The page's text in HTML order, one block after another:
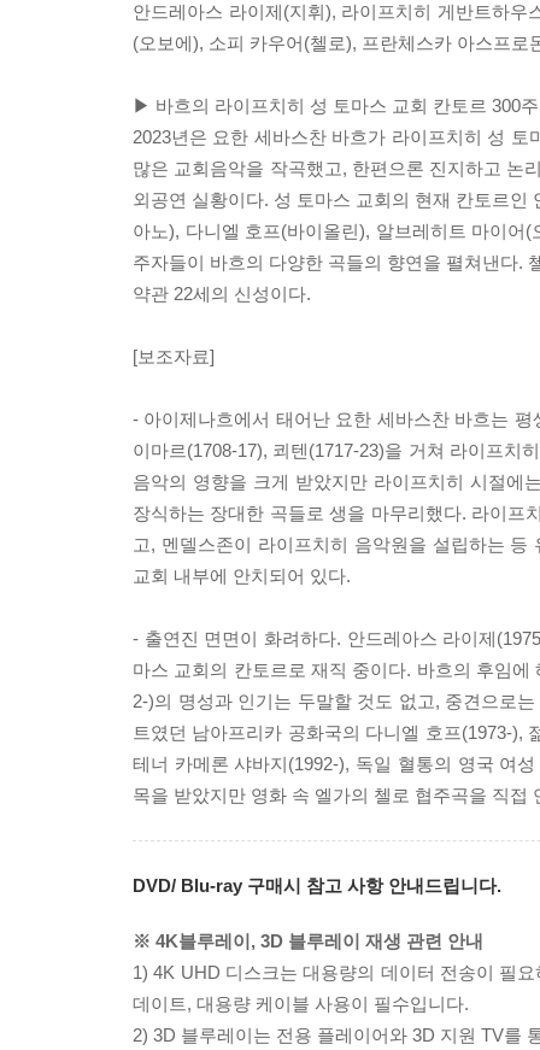
안드레아스 라이제(지휘), 라이프치히 게반트하
(오보에), 소피 카우어(첼로), 프란체스카 아스프
▶ 바흐의 라이프치히 성 토마스 교회 칸토르 300
2023년은 요한 세바스찬 바흐가 라이프치히 성
많은 교회음악을 작곡했고, 한편으론 진지하고 논
외공연 실황이다. 성 토마스 교회의 현재 칸토르
아노), 다니엘 호프(바이올린), 알브레히트 마이어
주자들이 바흐의 다양한 곡들의 향연을 펼쳐낸다.
약관 22세의 신성이다.
[보조자료]
- 아이제나흐에서 태어난 요한 세바스찬 바흐는
이마르(1708-17), 쾨텐(1717-23)을 거쳐 라이프치
음악의 영향을 크게 받았지만 라이프치히 시절에
장식하는 장대한 곡들로 생을 마무리했다. 라이프
고, 멘델스존이 라이프치히 음악원을 설립하는
교회 내부에 안치되어 있다.
- 출연진 면면이 화려하다. 안드레아스 라이제
마스 교회의 칸토르로 재직 중이다. 바흐의 후임
2-)의 명성과 인기는 두말할 것도 없고, 중견으로
트였던 남아프리카 공화국의 다니엘 호프(1973-),
테너 카메론 샤바지(1992-), 독일 혈통의 영국 여
목을 받았지만 영화 속 엘가의 첼로 협주곡을 직
DVD/ Blu-ray 구매시 참고 사항 안내드립니다.
※ 4K블루레이, 3D 블루레이 재생 관련 안내
1) 4K UHD 디스크는 대용량의 데이터 전송이 필
데이트, 대용량 케이블 사용이 필수입니다.
2) 3D 블루레이는 전용 플레이어와 3D 지원 TV를